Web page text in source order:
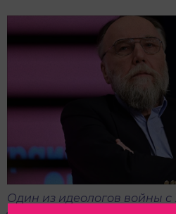
Один из идеологов войны
Дугин, назвал украинцев